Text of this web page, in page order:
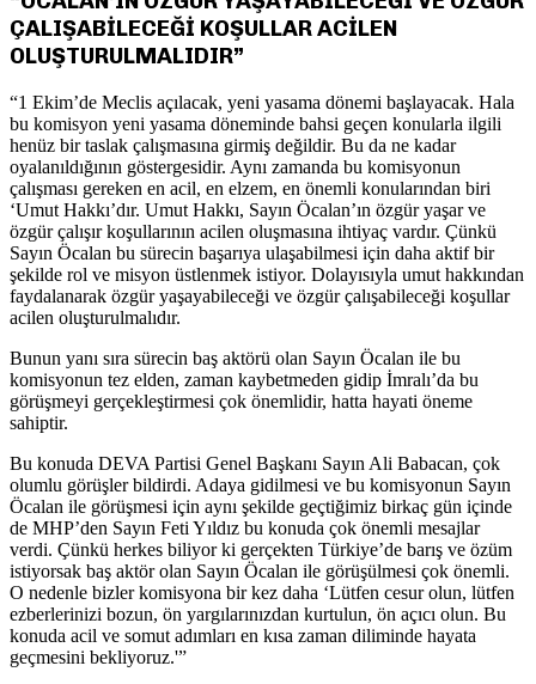
ÇALIŞABİLECEĞİ KOŞULLAR ACİLEN
OLUŞTURULMALIDIR”
“1 Ekim’de Meclis açılacak, yeni yasama dönemi başlayacak. Hala
bu komisyon yeni yasama döneminde bahsi geçen konularla ilgili
henüz bir taslak çalışmasına girmiş değildir. Bu da ne kadar
oyalanıldığının göstergesidir. Aynı zamanda bu komisyonun
çalışması gereken en acil, en elzem, en önemli konularından biri
‘Umut Hakkı’dır. Umut Hakkı, Sayın Öcalan’ın özgür yaşar ve
özgür çalışır koşullarının acilen oluşmasına ihtiyaç vardır. Çünkü
Sayın Öcalan bu sürecin başarıya ulaşabilmesi için daha aktif bir
şekilde rol ve misyon üstlenmek istiyor. Dolayısıyla umut hakkından
faydalanarak özgür yaşayabileceği ve özgür çalışabileceği koşullar
acilen oluşturulmalıdır.
Bunun yanı sıra sürecin baş aktörü olan Sayın Öcalan ile bu
komisyonun tez elden, zaman kaybetmeden gidip İmralı’da bu
görüşmeyi gerçekleştirmesi çok önemlidir, hatta hayati öneme
sahiptir.
Bu konuda DEVA Partisi Genel Başkanı Sayın Ali Babacan, çok
olumlu görüşler bildirdi. Adaya gidilmesi ve bu komisyonun Sayın
Öcalan ile görüşmesi için aynı şekilde geçtiğimiz birkaç gün içinde
de MHP’den Sayın Feti Yıldız bu konuda çok önemli mesajlar
verdi. Çünkü herkes biliyor ki gerçekten Türkiye’de barış ve özüm
istiyorsak baş aktör olan Sayın Öcalan ile görüşülmesi çok önemli.
O nedenle bizler komisyona bir kez daha ‘Lütfen cesur olun, lütfen
ezberlerinizi bozun, ön yargılarınızdan kurtulun, ön açıcı olun. Bu
konuda acil ve somut adımları en kısa zaman diliminde hayata
geçmesini bekliyoruz.'”